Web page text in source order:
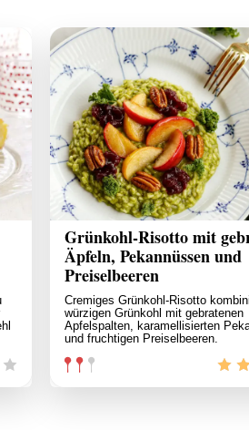
Grünkohl-Risotto mit
Äpfeln, Pekannüssen und
Preiselbeeren
Cremiges Grünkohl‑Risotto
würzigen Grünkohl mit gebratenen
Apfelspalten, karamellisierten
und fruchtigen Preiselbeeren.